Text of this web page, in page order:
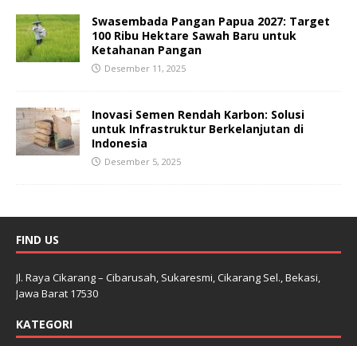
Swasembada Pangan Papua 2027: Target
100 Ribu Hektare Sawah Baru untuk
Ketahanan Pangan
Desember 11, 2025
Inovasi Semen Rendah Karbon: Solusi
untuk Infrastruktur Berkelanjutan di
Indonesia
Desember 5, 2025
FIND US
Jl. Raya Cikarang – Cibarusah, Sukaresmi, Cikarang Sel., Bekasi,
Jawa Barat 17530
KATEGORI